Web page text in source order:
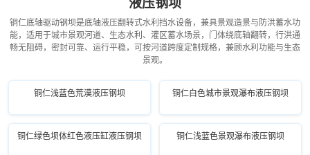
铜仁底轴驱动钢坝是底轴液压翻转式水利挡水设备，兼具景观造景与防洪蓄水功
能，适用于城市景观河道、生态水利、灌区蓄水场景，门体绕底轴翻转，行洪通
畅无阻碍，密封可靠、运行平稳，可按河道跨度定制规格，兼顾水利功能与生态
景观。
铜仁浅蓝色荒漠液压钢坝 铜仁白色城市景观瀑布液压钢坝
铜仁绿色坝体红色液压缸液压钢坝 铜仁浅蓝色景观瀑布液压钢坝